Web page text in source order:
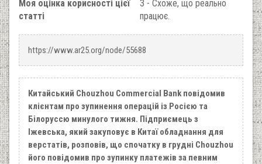
Моя оцінка корисності цієї
статті
3 - Схоже, що реально
працює.
https://www.ar25.org/node/55688
Китайський Chouzhou Commercial Bank повідомив
клієнтам про зупинення операцій із Росією та
Білоруссю минулого тижня. Підприємець з
Іжевська, який закуповує в Китаї обладнання для
верстатів, розповів, що спочатку в грудні Chouzhou
його повідомив про зупинку платежів за певним